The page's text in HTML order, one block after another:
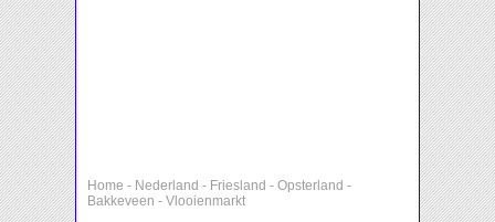
Home - Nederland - Friesland - Opsterland -
Bakkeveen - Vlooienmarkt